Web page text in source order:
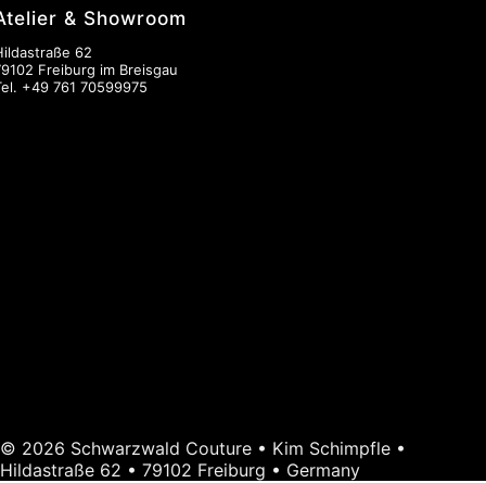
& Showroom
62
Freiburg im Breisgau
+49 761 70599975
© 2026 Schwarzwald Couture • Kim Schimpfle •
Hildastraße 62 • 79102 Freiburg • Germany